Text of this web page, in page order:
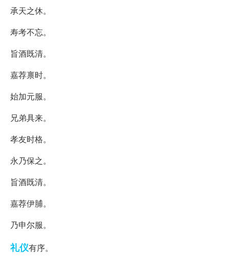
承天之休。
寿考不忘。
旨酒既清。
嘉荐禀时。
始加元服。
兄弟具来。
孝友时格。
永乃保之。
旨酒既清。
嘉荐伊脯。
乃申尔服。
礼仪有序。